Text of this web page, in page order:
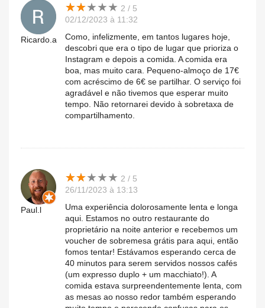
Ricardo.a
★★★★★
★★★★★ 2 / 5
02/12/2023 à 11:32
Como, infelizmente, em tantos lugares hoje,
descobri que era o tipo de lugar que prioriza o
Instagram e depois a comida. A comida era
boa, mas muito cara. Pequeno-almoço de 17€
com acréscimo de 6€ se partilhar. O serviço foi
agradável e não tivemos que esperar muito
tempo. Não retornarei devido à sobretaxa de
compartilhamento.
Paul.l
★★★★★
★★★★★ 2 / 5
26/11/2023 à 13:13
Uma experiência dolorosamente lenta e longa
aqui. Estamos no outro restaurante do
proprietário na noite anterior e recebemos um
voucher de sobremesa grátis para aqui, então
fomos tentar! Estávamos esperando cerca de
40 minutos para serem servidos nossos cafés
(um expresso duplo + um macchiato!). A
comida estava surpreendentemente lenta, com
as mesas ao nosso redor também esperando